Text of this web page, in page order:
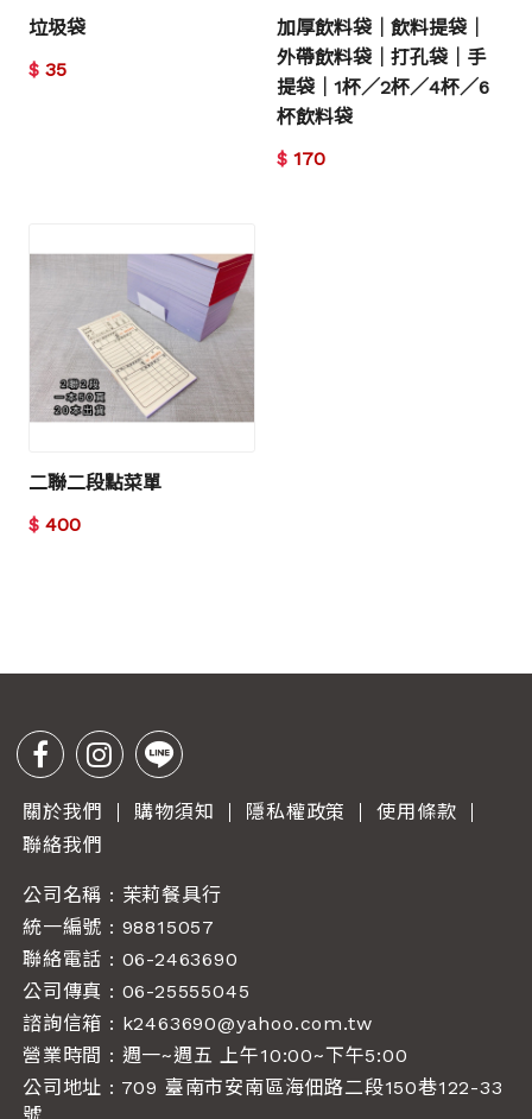
垃圾袋
$ 35
加厚飲料袋｜飲料提袋｜
外帶飲料袋｜打孔袋｜手
提袋｜1杯／2杯／4杯／6
杯飲料袋
$ 170
二聯二段點菜單
$ 400
關於我們 購物須知 隱私權政策
使用條款
聯絡我們
公司名稱 : 茉莉餐具行
統一編號 : 98815057
聯絡電話 : 06-2463690
公司傳真 : 06-25555045
諮詢信箱 : k2463690@yahoo.com.tw
營業時間 : 週一~週五 上午10:00~下午5:00
公司地址 : 709 臺南市安南區海佃路二段150巷122-33